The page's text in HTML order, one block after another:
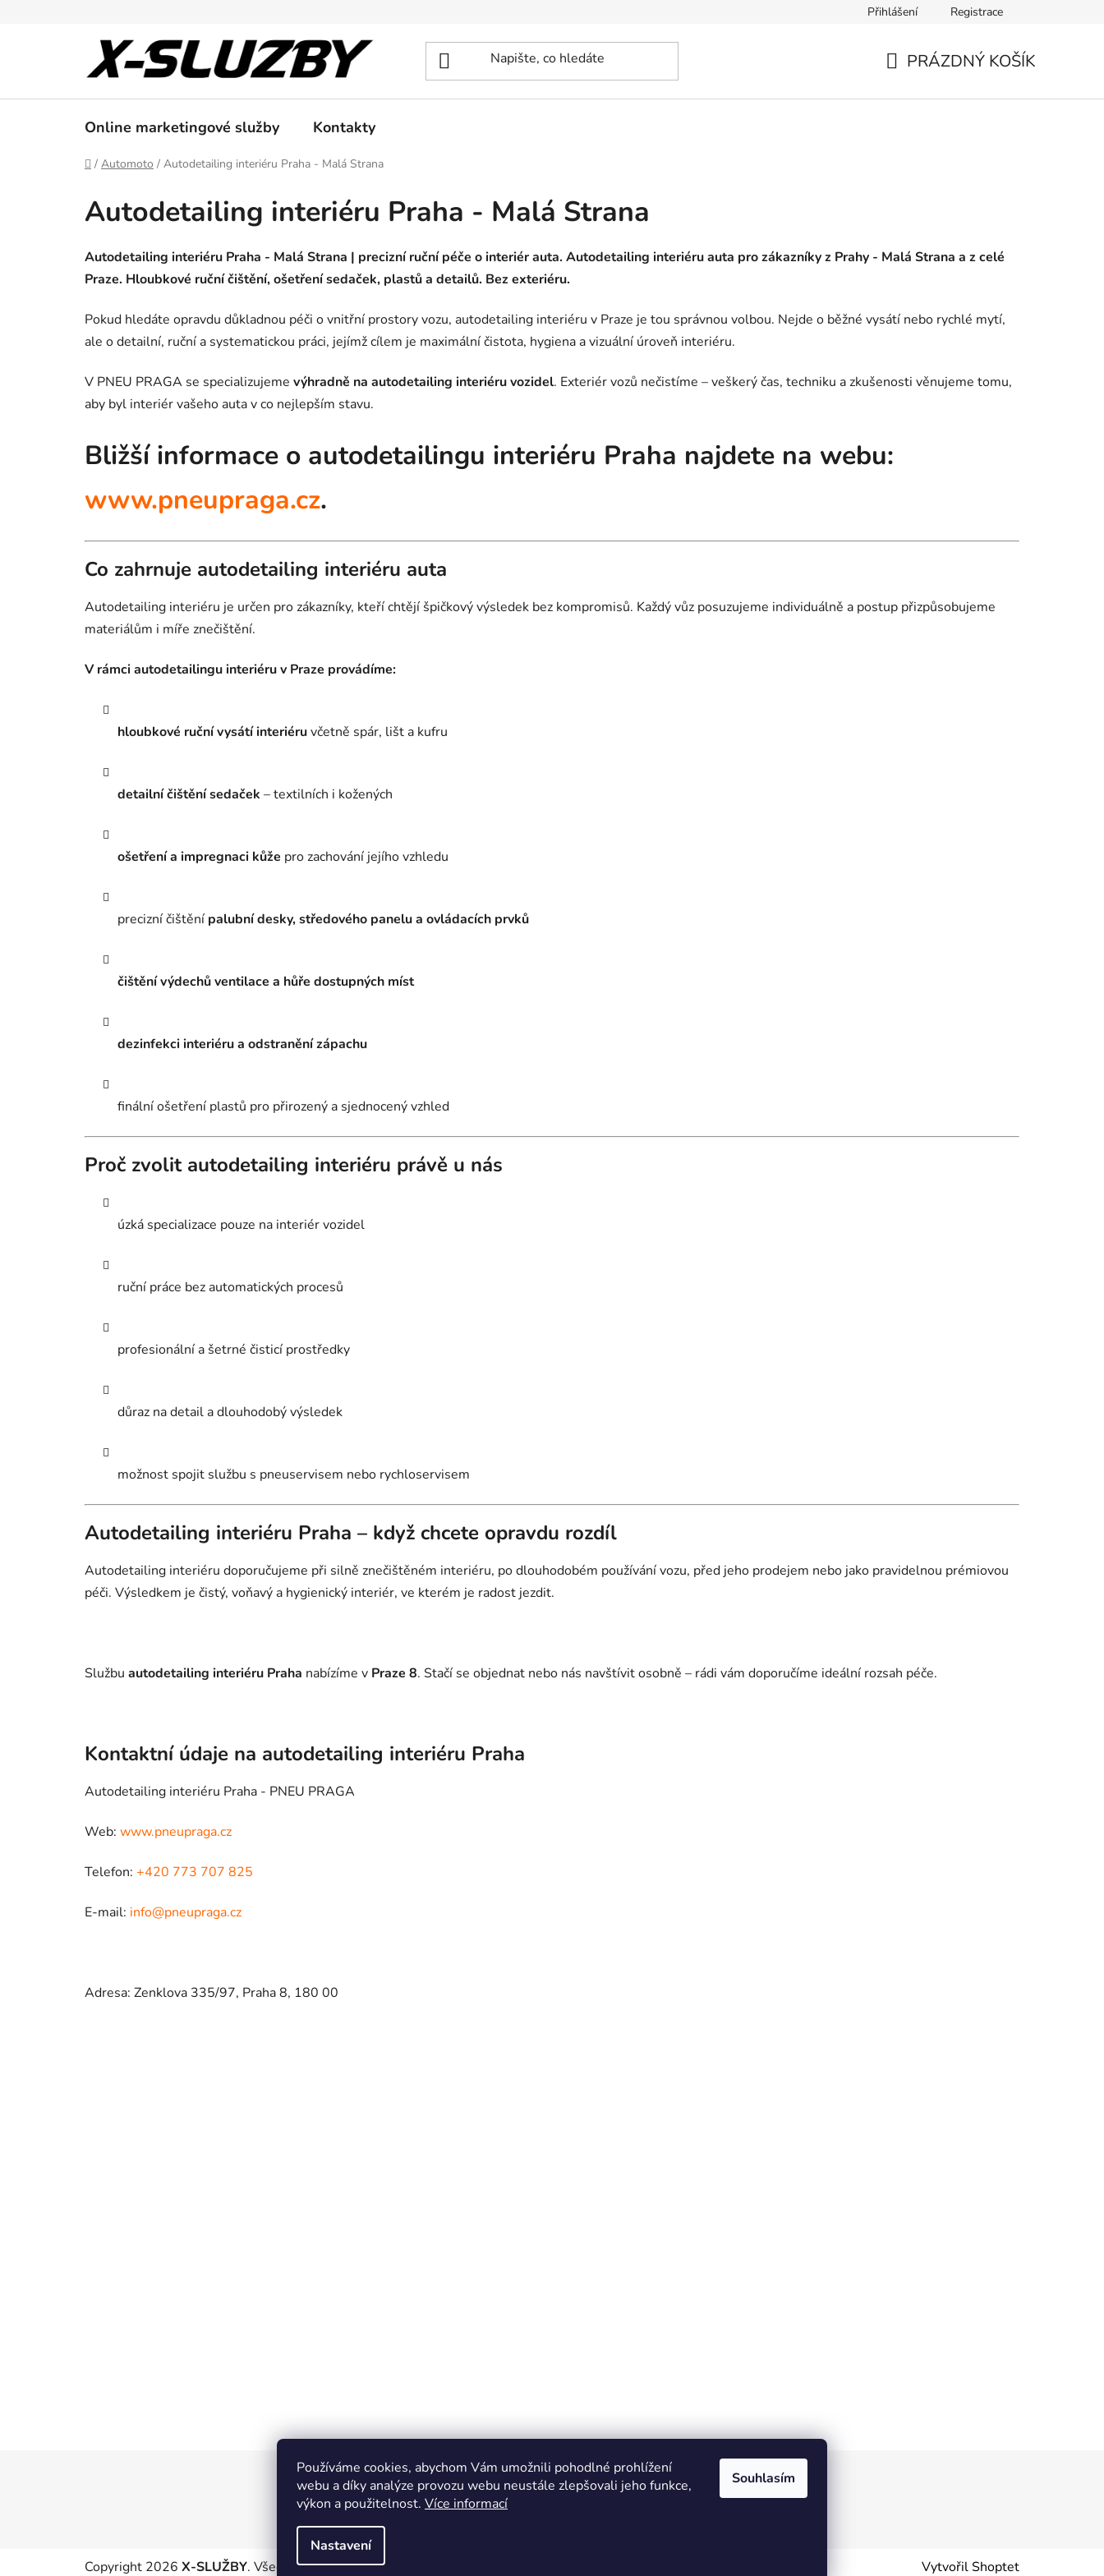
Používáme cookies, abychom Vám umožnili pohodlné prohlížení
webu a díky analýze provozu webu neustále zlepšovali jeho funkce,
výkon a použitelnost. Více informací
Nastavení
Souhlasím
Přihlášení Registrace
PRÁZDNÝ KOŠÍK
Online marketingové služby Kontakty
Domů
/ Automoto / Autodetailing interiéru Praha - Malá Strana
Autodetailing interiéru Praha - Malá Strana
Autodetailing interiéru Praha - Malá Strana | precizní ruční péče o interiér auta. Autodetailing interiéru auta pro zákazníky z Prahy - Malá Strana a z celé
Praze. Hloubkové ruční čištění, ošetření sedaček, plastů a detailů. Bez exteriéru.
Pokud hledáte opravdu důkladnou péči o vnitřní prostory vozu, autodetailing interiéru v Praze je tou správnou volbou. Nejde o běžné vysátí nebo rychlé mytí,
ale o detailní, ruční a systematickou práci, jejímž cílem je maximální čistota, hygiena a vizuální úroveň interiéru.
V PNEU PRAGA se specializujeme výhradně na autodetailing interiéru vozidel. Exteriér vozů nečistíme – veškerý čas, techniku a zkušenosti věnujeme tomu,
aby byl interiér vašeho auta v co nejlepším stavu.
Bližší informace o autodetailingu interiéru Praha najdete na webu:
www.pneupraga.cz.
Co zahrnuje autodetailing interiéru auta
Autodetailing interiéru je určen pro zákazníky, kteří chtějí špičkový výsledek bez kompromisů. Každý vůz posuzujeme individuálně a postup přizpůsobujeme
materiálům i míře znečištění.
V rámci autodetailingu interiéru v Praze provádíme:
hloubkové ruční vysátí interiéruvčetně spár, lišt a kufru
detailní čištění sedaček – textilních i kožených
ošetření a impregnaci kůže pro zachování jejího vzhledu
precizní čištění palubní desky, středového panelu a ovládacích prvků
čištění výdechů ventilace a hůře dostupných míst
dezinfekci interiéru a odstranění zápachu
finální ošetření plastů pro přirozený a sjednocený vzhled
Proč zvolit autodetailing interiéru právě u nás
úzká specializace pouze na interiér vozidel
ruční práce bez automatických procesů
profesionální a šetrné čisticí prostředky
důraz na detail a dlouhodobý výsledek
možnost spojit službu s pneuservisem nebo rychloservisem
Autodetailing interiéru Praha – když chcete opravdu rozdíl
Autodetailing interiéru doporučujeme při silně znečištěném interiéru, po dlouhodobém používání vozu, před jeho prodejem nebo jako pravidelnou prémiovou
péči. Výsledkem je čistý, voňavý a hygienický interiér, ve kterém je radost jezdit.
Službu autodetailing interiéru Praha nabízíme v Praze 8. Stačí se objednat nebo nás navštívit osobně – rádi vám doporučíme ideální rozsah péče.
Kontaktní údaje na autodetailing interiéru Praha
Autodetailing interiéru Praha - PNEU PRAGA
Web: www.pneupraga.cz
Telefon: +420 773 707 825
E-mail: info@pneupraga.cz
Adresa: Zenklova 335/97, Praha 8, 180 00
Online marketing zajišťuje společnost X-VISION Sitemap
Vytvořil Shoptet
Copyright 2026 X-SLUŽBY. Všechna práva vyhrazena.